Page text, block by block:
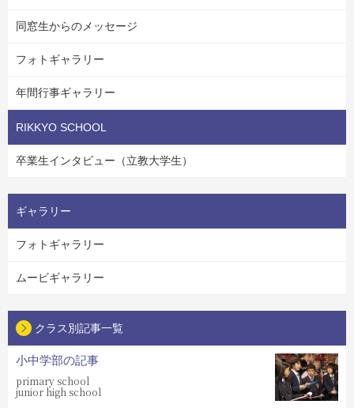
同窓生からのメッセージ
フォトギャラリー
年間行事ギャラリー
RIKKYO SCHOOL
卒業生インタビュー（立教大学生）
ギャラリー
フォトギャラリー
ムービギャラリー
クラス別記事一覧
小中学部の記事
primary school
junior high school